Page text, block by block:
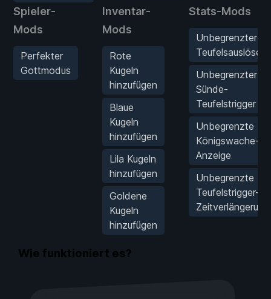
Spieler-
Mods
Perfekter
Gottmodus
Inventar-
Mods
Rote
Kugeln
hinzufügen
Blaue
Kugeln
hinzufügen
Lila Kugeln
hinzufügen
Goldene
Kugeln
hinzufügen
Stats-Mods
Unbegrenzter
Teufelsauslöser
Unbegrenzter
Sünde-
Teufelstrigger
Unbegrenzte
Königswache-
Anzeige
Unbegrenzte
Teufelstrigger-
Zeitverlängerung
Wie funktioniert es?